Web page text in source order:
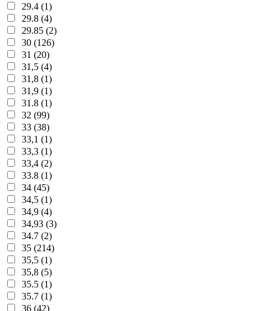
29.4 (1)
29.8 (4)
29.85 (2)
30 (126)
31 (20)
31,5 (4)
31,8 (1)
31,9 (1)
31.8 (1)
32 (99)
33 (38)
33,1 (1)
33,3 (1)
33,4 (2)
33.8 (1)
34 (45)
34,5 (1)
34,9 (4)
34,93 (3)
34.7 (2)
35 (214)
35,5 (1)
35,8 (5)
35.5 (1)
35.7 (1)
36 (42)